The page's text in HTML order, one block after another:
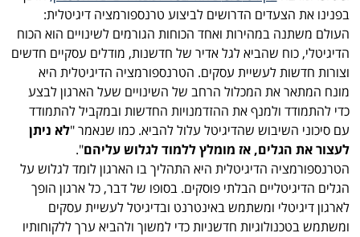
בפנינו את הצעדים הדרושים לביצוע טרנספורמציה דיגיטלית:
העולם משתנה במהירות ואחד הכוחות הגורמים לשינויים הוא הכוח
הדיגיטלי, כוח שהביא לגל אדיר של חדשנות, מודלים עסקיים חדשים
וצורות חדשות לעשיית עסקים. הטרנספורמציה הדיגיטלית היא
מונח המתאר את המכלול הרחב של השינויים שעל הארגון לבצע
כדי להתמודד ולמנף את ההזדמנויות החדשות ובמקביל להתמודד
עם סיכוני השיבוש שהדיגיטל עלול להביא. כמו שנאמר "לא ניתן
לעצור את הגלים, אז מומלץ ללמוד לגלוש עליהם".
הטרנספורמציה הדיגיטלית היא התהליך בו הארגון לומד לגלוש על
הגלים הדיגיטליים הבלתי פוסקים. בסופו של דבר, כל ארגון הופך
לארגון דיגיטלי ומשתמש באינטרנט ובדיגיטל לעשיית עסקים
ומשתמש בטכנולוגיות חדשניות כדי למשוך ולהביא ערך ללקוחותיו